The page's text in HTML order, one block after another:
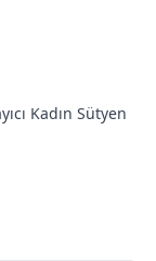
Kadın Sütyen